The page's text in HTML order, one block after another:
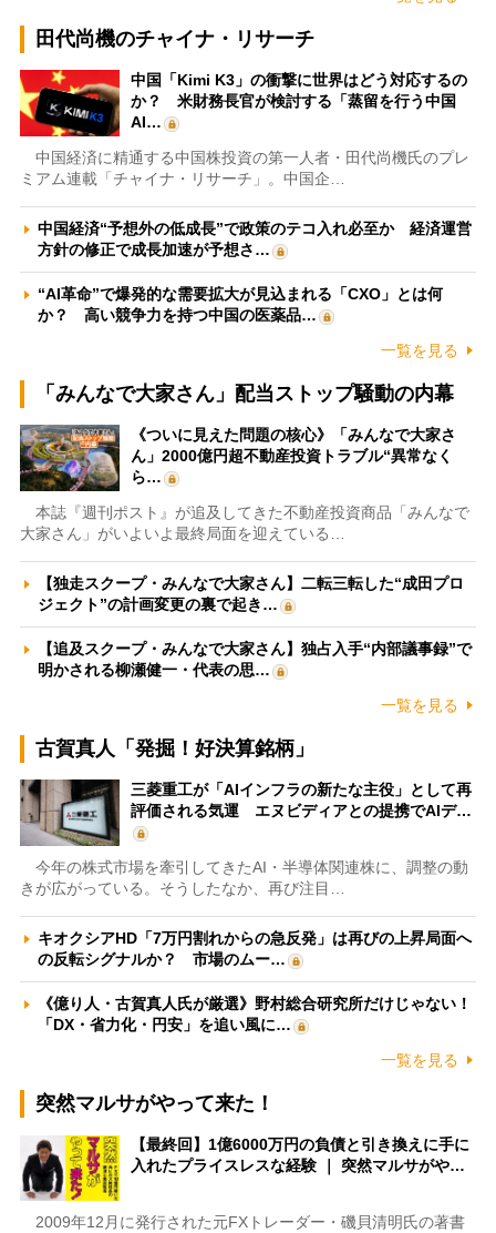
田代尚機のチャイナ・リサーチ
中国「Kimi K3」の衝撃に世界はどう対応するの
か？ 米財務長官が検討する「蒸留を行う中国
AI…
中国経済に精通する中国株投資の第一人者・田代尚機氏のプレ
ミアム連載「チャイナ・リサーチ」。中国企…
中国経済“予想外の低成長”で政策のテコ入れ必至か 経済運営
方針の修正で成長加速が予想さ…
“AI革命”で爆発的な需要拡大が見込まれる「CXO」とは何
か？ 高い競争力を持つ中国の医薬品…
一覧を見る
「みんなで大家さん」配当ストップ騒動の内幕
《ついに見えた問題の核心》「みんなで大家さ
ん」2000億円超不動産投資トラブル“異常なく
ら…
本誌『週刊ポスト』が追及してきた不動産投資商品「みんなで
大家さん」がいよいよ最終局面を迎えている…
【独走スクープ・みんなで大家さん】二転三転した“成田プロ
ジェクト”の計画変更の裏で起き…
【追及スクープ・みんなで大家さん】独占入手“内部議事録”で
明かされる柳瀬健一・代表の思…
一覧を見る
古賀真人「発掘！好決算銘柄」
三菱重工が「AIインフラの新たな主役」として再
評価される気運 エヌビディアとの提携でAIデ…
今年の株式市場を牽引してきたAI・半導体関連株に、調整の動
きが広がっている。そうしたなか、再び注目…
キオクシアHD「7万円割れからの急反発」は再びの上昇局面へ
の反転シグナルか？ 市場のムー…
《億り人・古賀真人氏が厳選》野村総合研究所だけじゃない！
「DX・省力化・円安」を追い風に…
一覧を見る
突然マルサがやって来た！
【最終回】1億6000万円の負債と引き換えに手に
入れたプライスレスな経験 ｜ 突然マルサがや…
2009年12月に発行された元FXトレーダー・磯貝清明氏の著書